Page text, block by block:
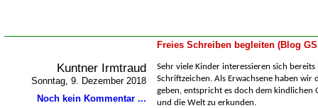
Freies Schreiben begleiten (Blog
Kuntner Irmtraud
Sonntag, 9. Dezember 2018
Noch kein Kommentar ...
Sehr viele Kinder interessieren sich
Schriftzeichen. Als Erwachsene haben wir
geben, entspricht es doch dem
und die Welt zu erkunden.